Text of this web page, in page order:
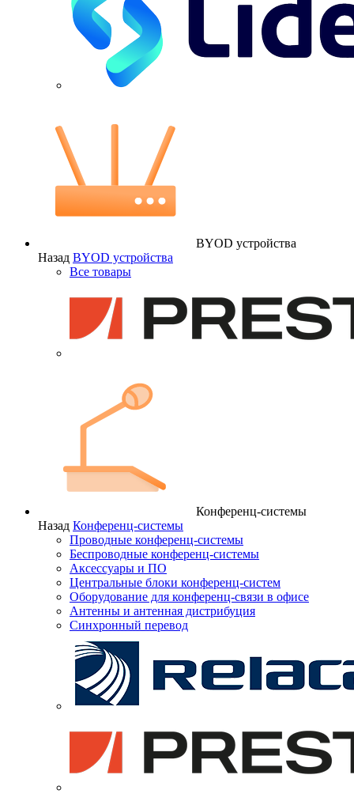
BYOD устройства
Назад BYOD устройства
Все товары
Конференц-системы
Назад Конференц-системы
Проводные конференц-системы
Беспроводные конференц-системы
Аксессуары и ПО
Центральные блоки конференц-систем
Оборудование для конференц-связи в офисе
Антенны и антенная дистрибуция
Синхронный перевод